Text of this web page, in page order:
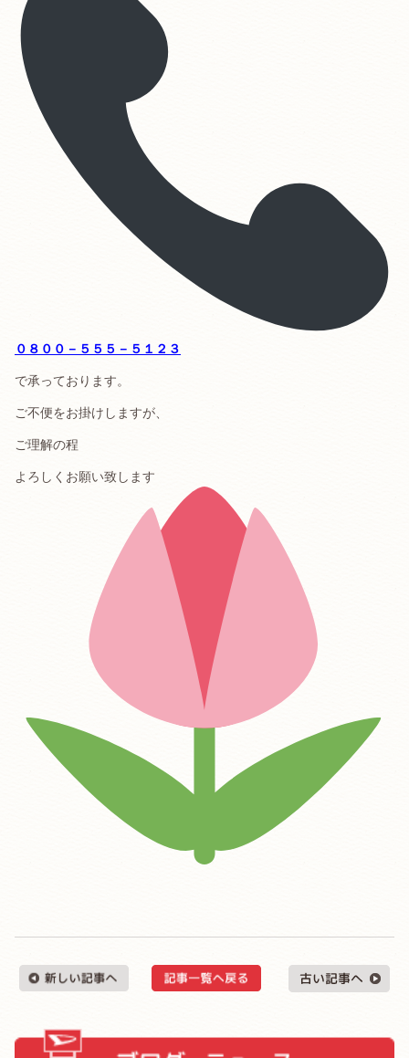
０８００－５５５－５１２３
で承っております。
ご不便をお掛けしますが、
ご理解の程
よろしくお願い致します